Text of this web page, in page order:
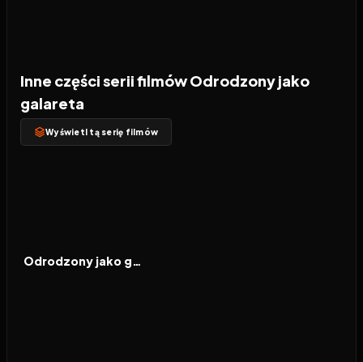
Inne części serii filmów Odrodzony jako
galareta
Wyświetl tą serię filmów
FILM Odrodzony jako galareta. Film: Łzy Morza Lazurowego